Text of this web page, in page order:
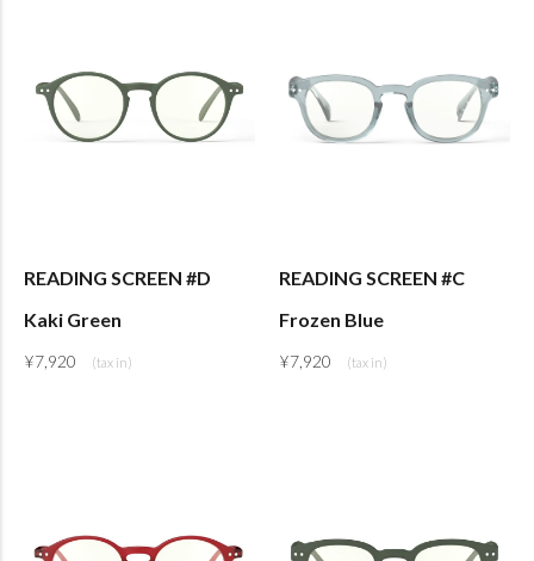
READING SCREEN #D
Kaki Green
¥7,920
READING SCREEN #C
Frozen Blue
¥7,920